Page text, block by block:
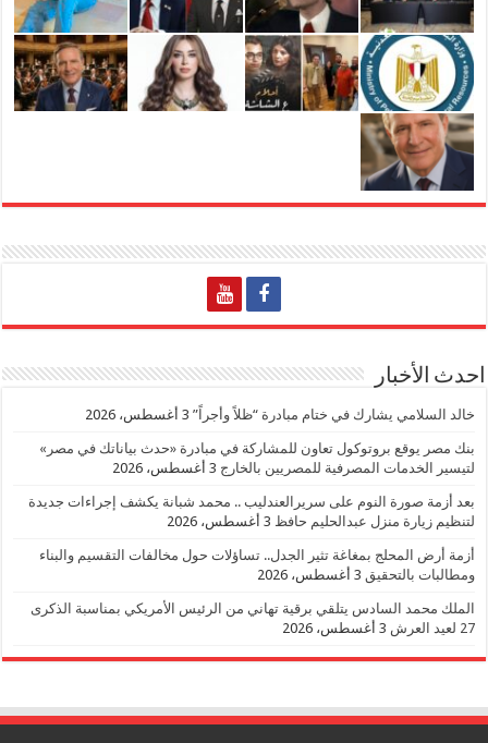
احدث الأخبار
خالد السلامي يشارك في ختام مبادرة “ظلاً وأجراً” 3 أغسطس، 2026
بنك مصر يوقع بروتوكول تعاون للمشاركة في مبادرة «حدث بياناتك في مصر»
لتيسير الخدمات المصرفية للمصريين بالخارج 3 أغسطس، 2026
بعد أزمة صورة النوم على سريرالعندليب .. محمد شبانة يكشف إجراءات جديدة
لتنظيم زيارة منزل عبدالحليم حافظ 3 أغسطس، 2026
أزمة أرض المحلج بمغاغة تثير الجدل.. تساؤلات حول مخالفات التقسيم والبناء
ومطالبات بالتحقيق 3 أغسطس، 2026
الملك محمد السادس يتلقي برقية تهاني من الرئيس الأمريكي بمناسبة الذكرى
27 لعيد العرش
3 أغسطس، 2026